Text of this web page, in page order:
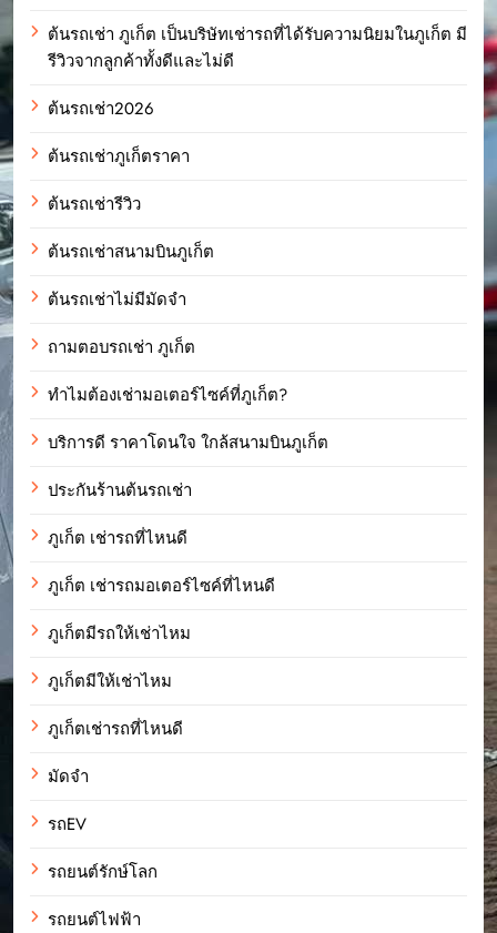
ต้นรถเช่า ภูเก็ต เป็นบริษัทเช่ารถที่ได้รับความนิยมในภูเก็ต มี
รีวิวจากลูกค้าทั้งดีและไม่ดี
ต้นรถเช่า2026
ต้นรถเช่าภูเก็ตราคา
ต้นรถเช่ารีวิว
ต้นรถเช่าสนามบินภูเก็ต
ต้นรถเช่าไม่มีมัดจำ
ถามตอบรถเช่า ภูเก็ต
ทำไมต้องเช่ามอเตอร์ไซค์ที่ภูเก็ต?
บริการดี ราคาโดนใจ ใกล้สนามบินภูเก็ต
ประกันร้านต้นรถเช่า
ภูเก็ต เช่ารถที่ไหนดี
ภูเก็ต เช่ารถมอเตอร์ไซค์ที่ไหนดี
ภูเก็ตมีรถให้เช่าไหม
ภูเก็ตมีให้เช่าไหม
ภูเก็ตเช่ารถที่ไหนดี
มัดจำ
รถEV
รถยนต์รักษ์โลก
รถยนต์ไฟฟ้า